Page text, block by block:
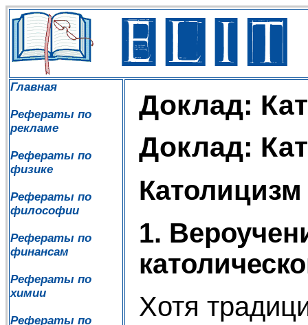
Главная
Рефераты по
рекламе
Рефераты по
физике
Рефераты по
философии
Рефераты по
финансам
Рефераты по
химии
Рефераты по
Доклад:
Доклад:
Католицизм
1.
Хотя